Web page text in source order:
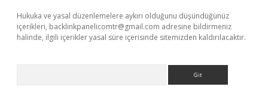
Hukuka ve yasal düzenlemelere aykırı olduğunu düşündüğünüz
içerikleri, backlinkpanelicomtr@gmail.com adresine bildirmeniz
halinde, ilgili içerikler yasal süre içerisinde sitemizden kaldırılacaktır.